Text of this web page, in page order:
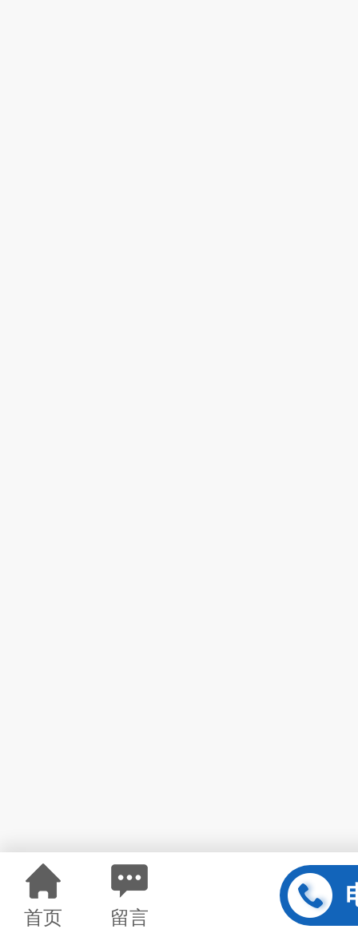
首页 留言